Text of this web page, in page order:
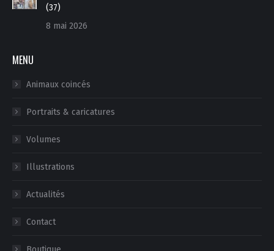
(37)
8 mai 2026
MENU
Animaux coincés
Portraits & caricatures
Volumes
Illustrations
Actualités
Contact